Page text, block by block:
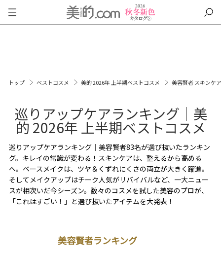
トップ ベストコスメ 美的 2026年 上半期ベストコスメ 美容賢者 スキンケ
巡りアップケアランキング｜美
的 2026年 上半期ベストコスメ
巡りアップケアランキング｜美容賢者83名が選び抜いたランキン
グ。キレイの常識が変わる！スキンケアは、整えるから高める
へ。ベースメイクは、ツヤ＆くずれにくさの両立が大きく躍進。
そしてメイクアップはチーク人気がリバイバルなど、一大ニュー
スが相次いだ今シーズン。数々のコスメを試した美容のプロが、
「これはすごい！」と選び抜いたアイテムを大発表！
美容賢者ランキング